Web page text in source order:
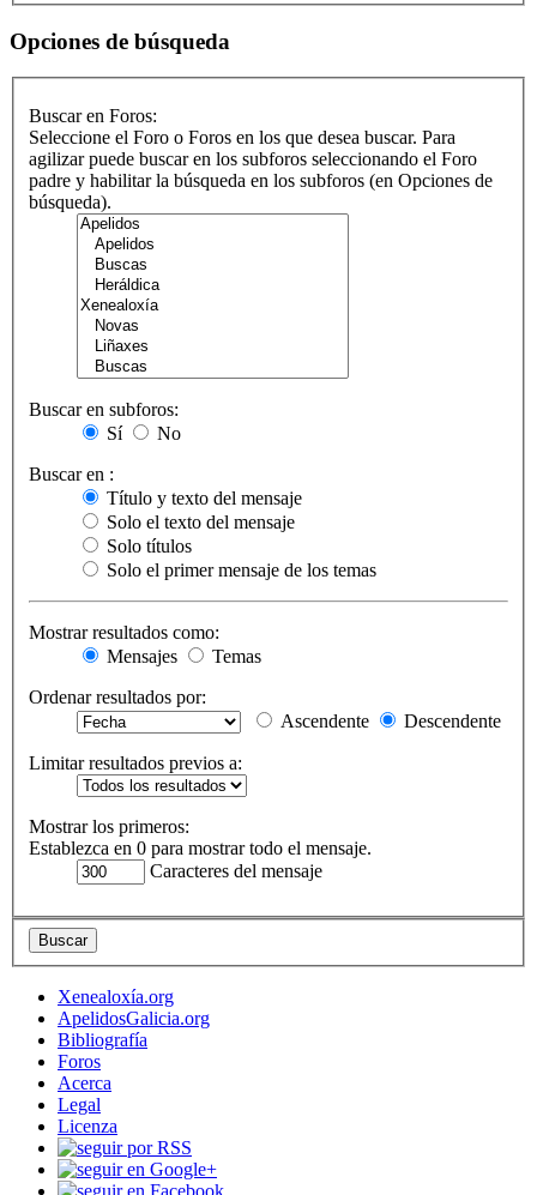
Opciones de búsqueda
Buscar en Foros:
Seleccione el Foro o Foros en los que desea buscar. Para
agilizar puede buscar en los subforos seleccionando el Foro
padre y habilitar la búsqueda en los subforos (en Opciones de
búsqueda).
Buscar en subforos:
Sí
No
Buscar en :
Título y texto del mensaje
Solo el texto del mensaje
Solo títulos
Solo el primer mensaje de los temas
Mostrar resultados como:
Mensajes
Temas
Ordenar resultados por:
Ascendente
Descendente
Limitar resultados previos a:
Mostrar los primeros:
Establezca en 0 para mostrar todo el mensaje.
Caracteres del mensaje
Xenealoxía.org
ApelidosGalicia.org
Bibliografía
Foros
Acerca
Legal
Licenza